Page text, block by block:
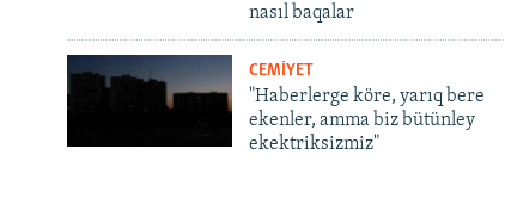
nasıl baqalar
CEMİYET
"Haberlerge köre, yarıq bere
ekenler, amma biz bütünley
ekektriksizmiz"